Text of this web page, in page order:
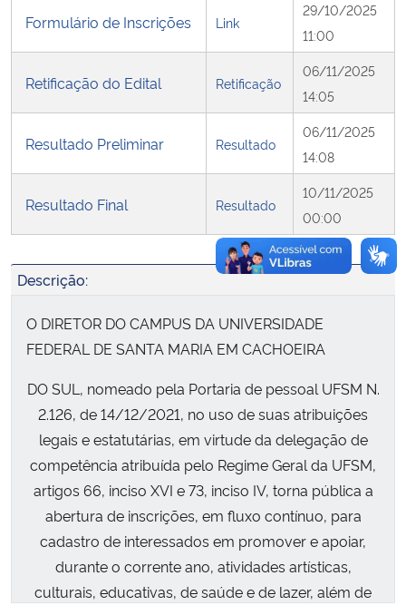
Formulário de Inscrições Link
29/10/2025
11:00
Retificação do Edital Retificação
06/11/2025
14:05
Resultado Preliminar Resultado
06/11/2025
14:08
Resultado Final Resultado
10/11/2025
00:00
Descrição:
O DIRETOR DO CAMPUS DA UNIVERSIDADE
FEDERAL DE SANTA MARIA EM CACHOEIRA
DO SUL, nomeado pela Portaria de pessoal UFSM N.
2.126, de 14/12/2021, no uso de suas atribuições
legais e estatutárias, em virtude da delegação de
competência atribuída pelo Regime Geral da UFSM,
artigos 66, inciso XVI e 73, inciso IV, torna pública a
abertura de inscrições, em fluxo contínuo, para
cadastro de interessados em promover e apoiar,
durante o corrente ano, atividades artísticas,
culturais, educativas, de saúde e de lazer, além de